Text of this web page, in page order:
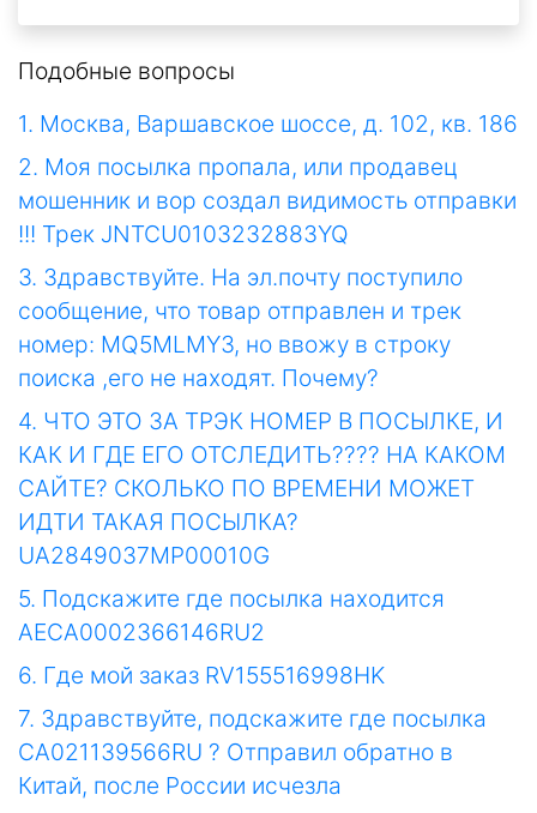
Подобные вопросы
1. Москва, Варшавское шоссе, д. 102, кв. 186
2. Моя посылка пропала, или продавец
мошенник и вор создал видимость отправки
!!! Трек JNTCU0103232883YQ
3. Здравствуйте. На эл.почту поступило
сообщение, что товар отправлен и трек
номер: MQ5MLMY3, но ввожу в строку
поиска ,его не находят. Почему?
4. ЧТО ЭТО ЗА ТРЭК НОМЕР В ПОСЫЛКЕ, И
КАК И ГДЕ ЕГО ОТСЛЕДИТЬ???? НА КАКОМ
САЙТЕ? СКОЛЬКО ПО ВРЕМЕНИ МОЖЕТ
ИДТИ ТАКАЯ ПОСЫЛКА?
UA2849037MP00010G
5. Подскажите где посылка находится
AECA0002366146RU2
6. Где мой заказ RV155516998HK
7. Здравствуйте, подскажите где посылка
CA021139566RU ? Отправил обратно в
Китай, после России исчезла